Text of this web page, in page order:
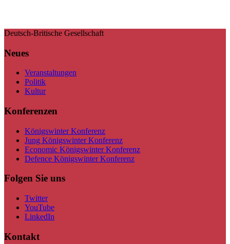
Deutsch-Britische Gesellschaft
Neues
Veranstaltungen
Politik
Kultur
Konferenzen
Königswinter Konferenz
Jung Königswinter Konferenz
Economic Königswinter Konferenz
Defence Königswinter Konferenz
Folgen Sie uns
Twitter
YouTube
LinkedIn
Kontakt